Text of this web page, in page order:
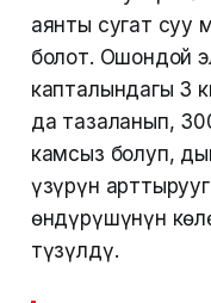
аянты сугат суу
болот. Ошондой
капталындагы 3
да тазаланып,
камсыз болуп,
үзүрүн
өндүрүшүнүн
түзүлдү.